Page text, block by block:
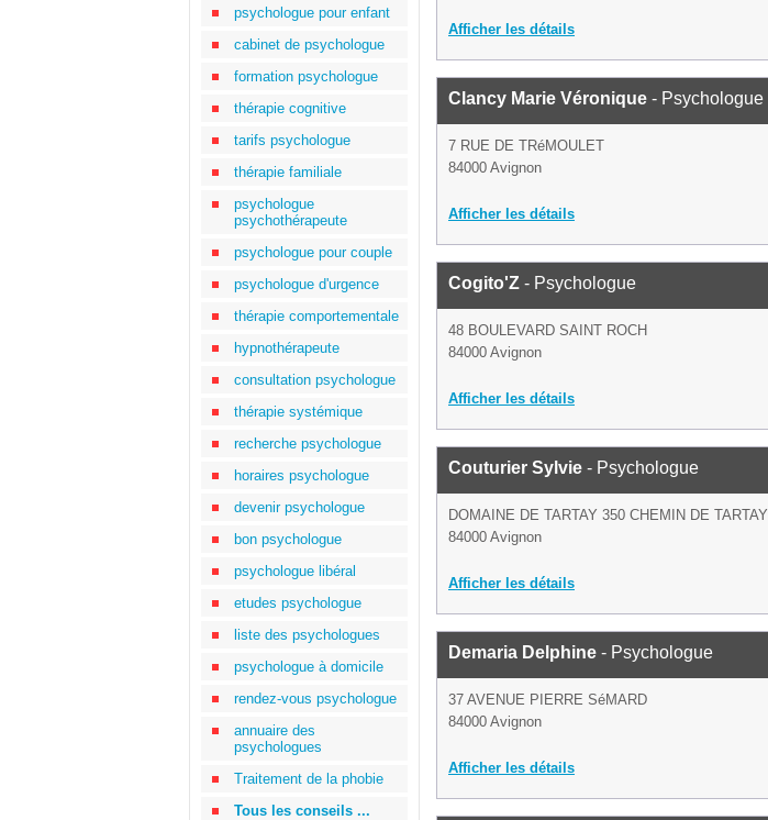
psychologue pour enfant
cabinet de psychologue
formation psychologue
thérapie cognitive
tarifs psychologue
thérapie familiale
psychologue
psychothérapeute
psychologue pour couple
psychologue d'urgence
thérapie comportementale
hypnothérapeute
consultation psychologue
thérapie systémique
recherche psychologue
horaires psychologue
devenir psychologue
bon psychologue
psychologue libéral
etudes psychologue
liste des psychologues
psychologue à domicile
rendez-vous psychologue
annuaire des
psychologues
Traitement de la phobie
Tous les conseils ...
Afficher les détails
Clancy Marie Véronique - Psychologue
7 RUE DE TRéMOULET
84000 Avignon
Afficher les détails
Cogito'Z - Psychologue
48 BOULEVARD SAINT ROCH
84000 Avignon
Afficher les détails
Couturier Sylvie - Psychologue
DOMAINE DE TARTAY 350 CHEMIN DE TARTAY
84000 Avignon
Afficher les détails
Demaria Delphine - Psychologue
37 AVENUE PIERRE SéMARD
84000 Avignon
Afficher les détails